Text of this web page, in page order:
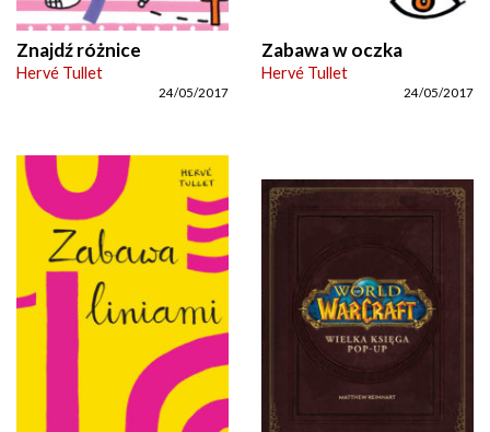
Znajdź różnice
Hervé Tullet
24/05/2017
Zabawa w oczka
Hervé Tullet
24/05/2017